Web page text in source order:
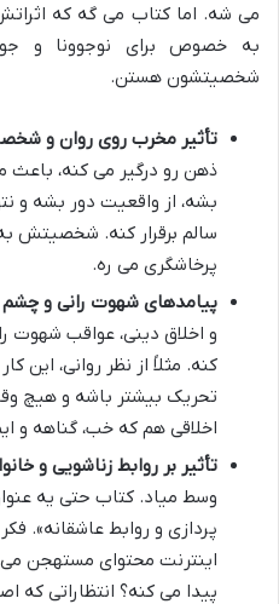
می شه. اما کتاب می گه که
به خصوص برای نوجوونا و
شخصیتشون هستن.
تأثیر مخرب روی روان و
ذهن رو درگیر می کنه،
بشه، از واقعیت دور بشه و
سالم برقرار کنه. شخصیتش
پرخاشگری می ره.
پیامدهای شهوت رانی و چشم
و اخلاق دینی، عواقب شهوت
کنه. مثلاً از نظر روانی،
تحریک بیشتر باشه و هیچ
اخلاقی هم که خب، گناهه و
تأثیر بر روابط زناشویی و
وسط میاد. کتاب حتی یه
پردازی و روابط عاشقانه».
اینترنت محتوای مستهجن
پیدا می کنه؟ انتظاراتی که